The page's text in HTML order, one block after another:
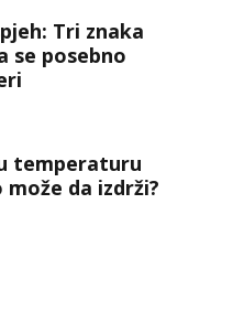
Tri znaka
se posebno
temperaturu
da izdrži?